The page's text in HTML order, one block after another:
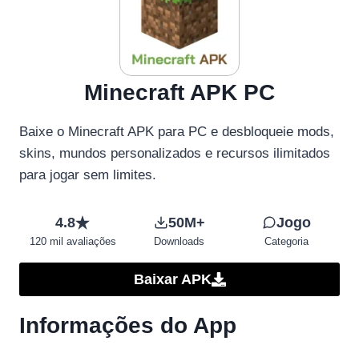
Minecraft APK PC
Baixe o Minecraft APK para PC e desbloqueie mods,
skins, mundos personalizados e recursos ilimitados
para jogar sem limites.
4.8
120 mil avaliações
50M+
Downloads
Jogo
Categoria
Baixar APK
Informações do App